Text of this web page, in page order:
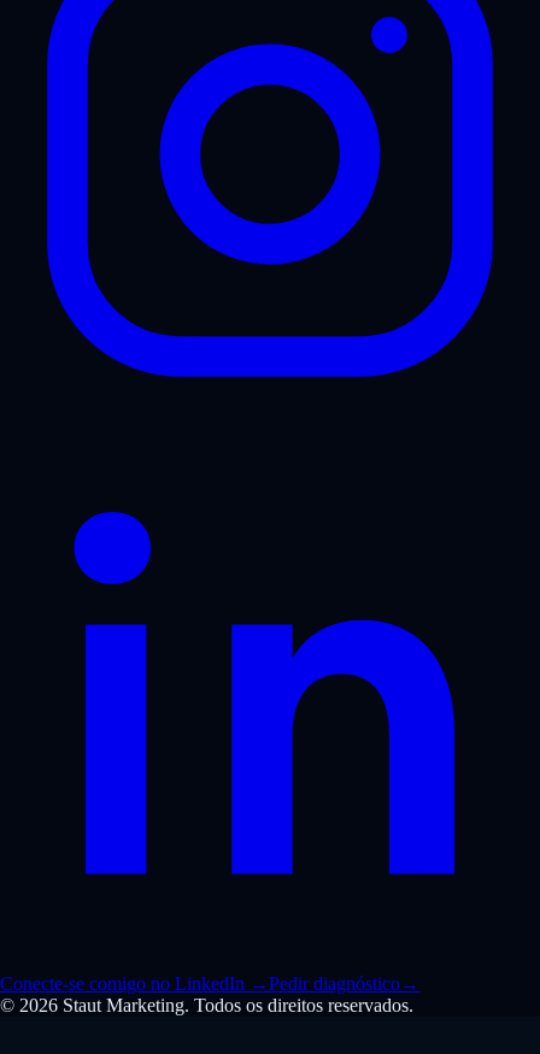
Conecte-se comigo no LinkedIn →Pedir diagnóstico→
© 2026 Staut Marketing. Todos os direitos reservados.